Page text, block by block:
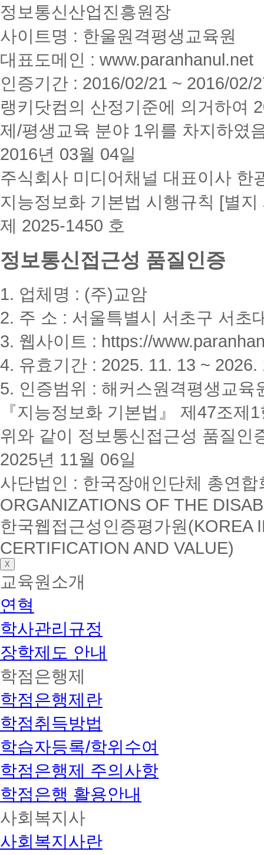
정보통신산업진흥원장
사이트명 : 한울원격평생교육원
대표도메인 : www.paranhanul.net
인증기간 : 2016/02/21 ~ 2016/02/
랭키닷컴의 산정기준에 의거하여
제/평생교육 분야 1위를 차지하였
2016년 03월 04일
주식회사 미디어채널 대표이사 한
지능정보화 기본법 시행규칙 [별지
제 2025-1450 호
정보통신접근성 품질인증
1. 업체명 : (주)교암
2. 주 소 : 서울특별시 서초구 서초
3. 웹사이트 : https://
4. 유효기간 : 2025. 11. 13 ~ 2026.
5. 인증범위 : 해커스원격평생교육
『지능정보화 기본법』 제47조
위와 같이 정보통신접근성 품질인
2025년 11월 06일
사단법인 : 한국장애인단체 총연
ORGANIZATIONS OF THE
한국웹접근성인증평가원(KOREA
CERTIFICATION AND VALUE)
X
교육원소개
연혁
학사관리규정
장학제도 안내
학점은행제
학점은행제란
학점취득방법
학습자등록/학위수여
학점은행제 주의사항
학점은행 활용안내
사회복지사
사회복지사란